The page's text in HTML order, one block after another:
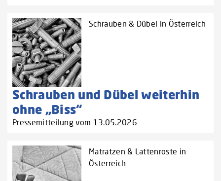
Schrauben & Dübel in Österreich
Schrauben und Dübel weiterhin
ohne „Biss“
Pressemitteilung vom 13.05.2026
Matratzen & Lattenroste in
Österreich